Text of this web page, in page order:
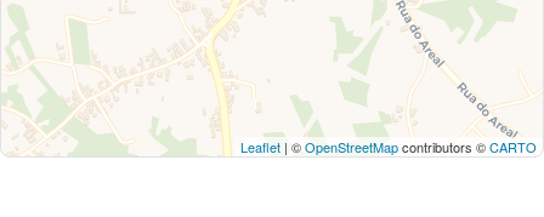
Leaflet | ©OpenStreetMapcontributors ©CARTO